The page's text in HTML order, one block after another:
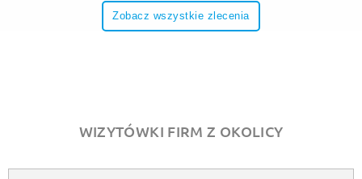
Zobacz wszystkie zlecenia
WIZYTÓWKI FIRM Z OKOLICY